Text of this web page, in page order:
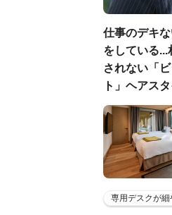
仕事のデキ
をしている
されない「
ト」ヘアス
専用デスクが細